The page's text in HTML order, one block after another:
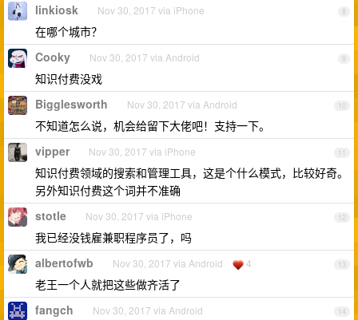
8
linkiosk Nov 30, 2017 via iPhone
在哪个城市？
9
Cooky Nov 30, 2017 via Android
知识付费没戏
10
Bigglesworth Nov 30, 2017 via Android
不知道怎么说，机会给留下大佬吧！支持一下。
11
vipper Nov 30, 2017 via iPhone
知识付费领域的搜索和管理工具，这是个什么模式，比较好奇。
另外知识付费这个词并不准确
12
stotle Nov 30, 2017 via iPhone
我已经没钱雇兼职程序员了，吗
13
albertofwb Nov 30, 2017 via Android 4
老王一个人就把这些做齐活了
14
fangch Nov 30, 2017 via Android